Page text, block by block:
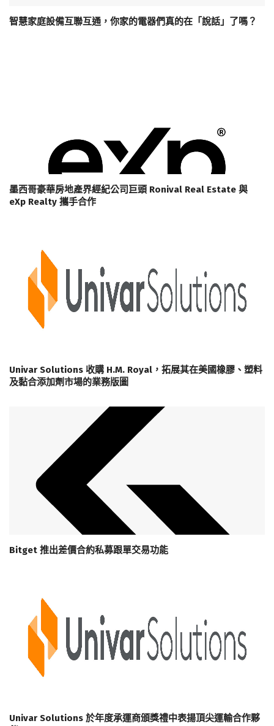
智慧家庭設備互聯互通，你家的電器們真的在「說話」了嗎？
墨西哥豪華房地產界經紀公司巨頭 Ronival Real Estate 與
eXp Realty 攜手合作
Univar Solutions 收購 H.M. Royal，拓展其在美國橡膠、塑料
及黏合添加劑市場的業務版圖
Bitget 推出差價合約私募跟單交易功能
Univar Solutions 於年度承運商頒獎禮中表揚頂尖運輸合作夥